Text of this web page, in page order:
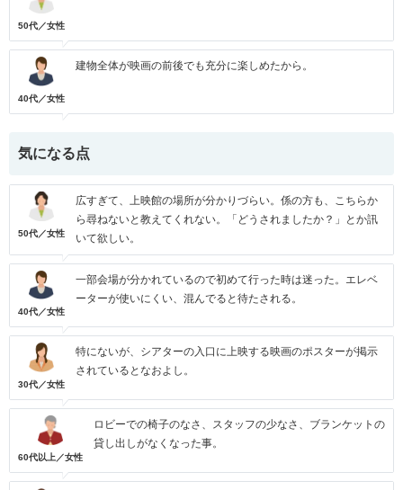
50代／女性
40代／女性
建物全体が映画の前後でも充分に楽しめたから。
気になる点
50代／女性
広すぎて、上映館の場所が分かりづらい。係の方も、こちらか
ら尋ねないと教えてくれない。「どうされましたか？」とか訊
いて欲しい。
40代／女性
一部会場が分かれているので初めて行った時は迷った。エレベ
ーターが使いにくい、混んでると待たされる。
30代／女性
特にないが、シアターの入口に上映する映画のポスターが掲示
されているとなおよし。
60代以上／女性
ロビーでの椅子のなさ、スタッフの少なさ、ブランケットの
貸し出しがなくなった事。